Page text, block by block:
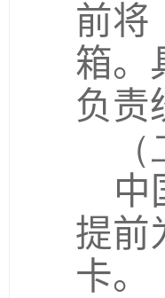
前将
箱。
负责
中
提前
卡。